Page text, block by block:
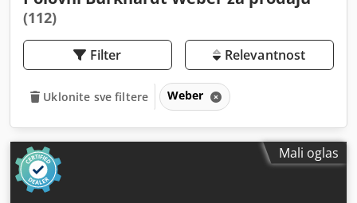
(112)
Filter Relevantnost
Uklonite sve filtere Weber
Mali oglas